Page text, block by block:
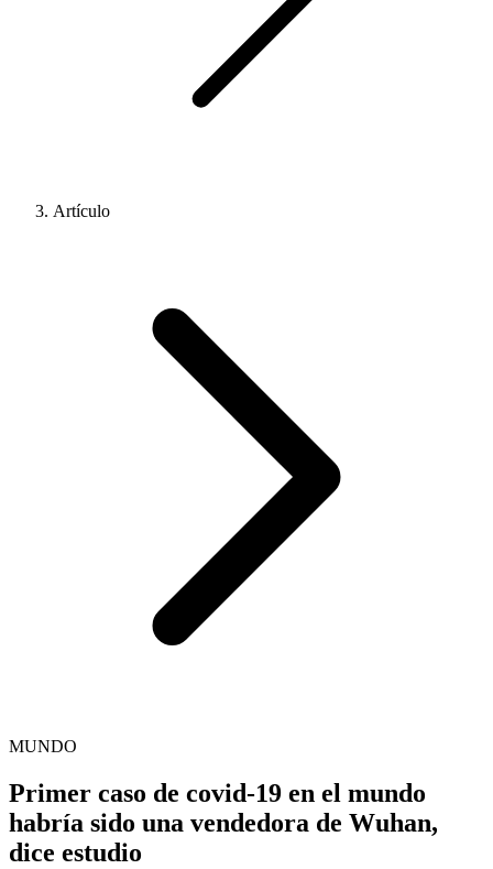
Artículo
MUNDO
Primer caso de covid-19 en el mundo
habría sido una vendedora de Wuhan,
dice estudio